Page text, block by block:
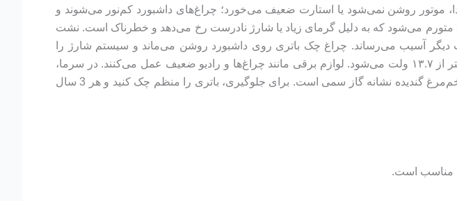
موتور روشن نمی‌شود یا استارت ضعیف می‌خورد؛ چراغ‌های داشبورد کم‌نور می‌شوند و
می‌شود که به دلیل گرمای زیاد یا شارژ نادرست رخ می‌دهد و خطرناک است. نشت
آسیب می‌رساند. چراغ چک باتری روی داشبورد روشن می‌ماند و سیستم شارژ را
هشدار می‌دهد. ولتاژ باتری افت می‌کند؛ در حالت خاموش کمتر از ۱۲.۶ ولت و در حال کار کمتر از ۱۳.۷ ولت می‌شود. لوازم برقی مانند چراغ‌ها و رادیو ضعیف عمل می‌کنند. در سرما،
باتری زودتر از کار می‌افتد. سولفاته شدن قطب‌ها با رسوب سفید مانع جریان می‌شود و بوی تخم‌مرغ گندیده نشانه گاز سمی است. برای جلوگیری، باتری را منظم چک کنید و هر 3 سال
آن مناسب است.